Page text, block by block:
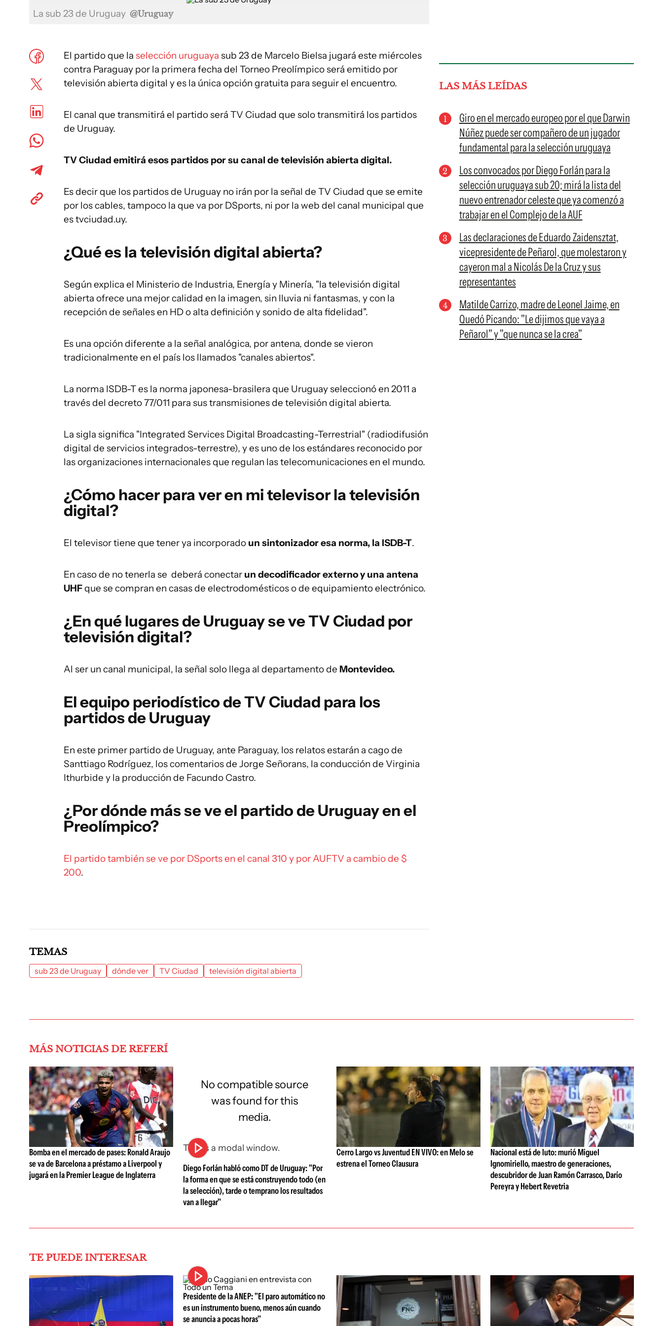
La sub 23 de Uruguay @Uruguay
El partido que la selección uruguaya sub 23 de Marcelo Bielsa jugará este miércoles
contra Paraguay por la primera fecha del Torneo Preolímpico será emitido por
televisión abierta digital y es la única opción gratuita para seguir el encuentro.
El canal que transmitirá el partido será TV Ciudad que solo transmitirá los partidos
de Uruguay.
TV Ciudad emitirá esos partidos por su canal de televisión abierta digital.
Es decir que los partidos de Uruguay no irán por la señal de TV Ciudad que se emite
por los cables, tampoco la que va por DSports, ni por la web del canal municipal que
es tvciudad.uy.
¿Qué es la televisión digital abierta?
Según explica el Ministerio de Industria, Energía y Minería, "la televisión digital
abierta ofrece una mejor calidad en la imagen, sin lluvia ni fantasmas, y con la
recepción de señales en HD o alta definición y sonido de alta fidelidad".
Es una opción diferente a la señal analógica, por antena, donde se vieron
tradicionalmente en el país los llamados "canales abiertos".
La norma ISDB-T es la norma japonesa-brasilera que Uruguay seleccionó en 2011 a
través del decreto 77/011 para sus transmisiones de televisión digital abierta.
La sigla significa "Integrated Services Digital Broadcasting-Terrestrial" (radiodifusión
digital de servicios integrados-terrestre), y es uno de los estándares reconocido por
las organizaciones internacionales que regulan las telecomunicaciones en el mundo.
¿Cómo hacer para ver en mi televisor la televisión
digital?
El televisor tiene que tener ya incorporado un sintonizador esa norma, la ISDB-T.
En caso de no tenerla se deberá conectar un decodificador externo y una antena
UHFque se compran en casas de electrodomésticos o de equipamiento electrónico.
¿En qué lugares de Uruguay se ve TV Ciudad por
televisión digital?
Al ser un canal municipal, la señal solo llega al departamento de Montevideo.
El equipo periodístico de TV Ciudad para los
partidos de Uruguay
En este primer partido de Uruguay, ante Paraguay, los relatos estarán a cago de
Santtiago Rodríguez, los comentarios de Jorge Señorans, la conducción de Virginia
Ithurbide y la producción de Facundo Castro.
¿Por dónde más se ve el partido de Uruguay en el
Preolímpico?
El partido también se ve por DSports en el canal 310 y por AUFTV a cambio de $
200.
LAS MÁS LEÍDAS
Giro en el mercado europeo por el que Darwin
Núñez puede ser compañero de un jugador
fundamental para la selección uruguaya
Los convocados por Diego Forlán para la
selección uruguaya sub 20; mirá la lista del
nuevo entrenador celeste que ya comenzó a
trabajar en el Complejo de la AUF
Las declaraciones de Eduardo Zaidensztat,
vicepresidente de Peñarol, que molestaron y
cayeron mal a Nicolás De la Cruz y sus
representantes
Matilde Carrizo, madre de Leonel Jaime, en
Quedó Picando: "Le dijimos que vaya a
Peñarol" y "que nunca se la crea"
TEMAS
sub 23 de Uruguay dónde ver TV Ciudad televisión digital abierta
MÁS NOTICIAS DE REFERÍ
Bomba en el mercado de pases: Ronald Araujo
se va de Barcelona a préstamo a Liverpool y
jugará en la Premier League de Inglaterra
This is a modal window.
No compatible source
was found for this
media.
Diego Forlán habló como DT de Uruguay: "Por
la forma en que se está construyendo todo (en
la selección), tarde o temprano los resultados
van a llegar"
Cerro Largo vs Juventud EN VIVO: en Melo se
estrena el Torneo Clausura
Nacional está de luto: murió Miguel
Ignomiriello, maestro de generaciones,
descubridor de Juan Ramón Carrasco, Darío
Pereyra y Hebert Revetria
TE PUEDE INTERESAR
Presidente de la ANEP: "El paro automático no
es un instrumento bueno, menos aún cuando
se anuncia a pocas horas"